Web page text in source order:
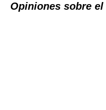
Opiniones sobre